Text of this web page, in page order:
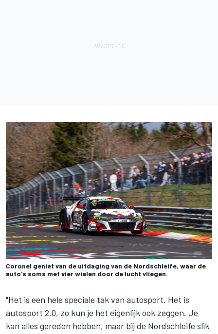
Coronel geniet van de uitdaging van de Nordschleife, waar de
auto's soms met vier wielen door de lucht vliegen.
"Het is een hele speciale tak van autosport. Het is
autosport 2.0, zo kun je het eigenlijk ook zeggen. Je
kan alles gereden hebben, maar bij de Nordschleife slik